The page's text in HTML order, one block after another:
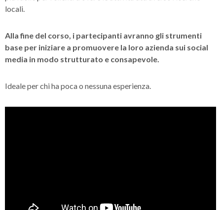
locali.
Alla fine del corso, i partecipanti avranno gli strumenti
base per iniziare a promuovere la loro azienda sui social
media in modo strutturato e consapevole.
Ideale per chi ha poca o nessuna esperienza.